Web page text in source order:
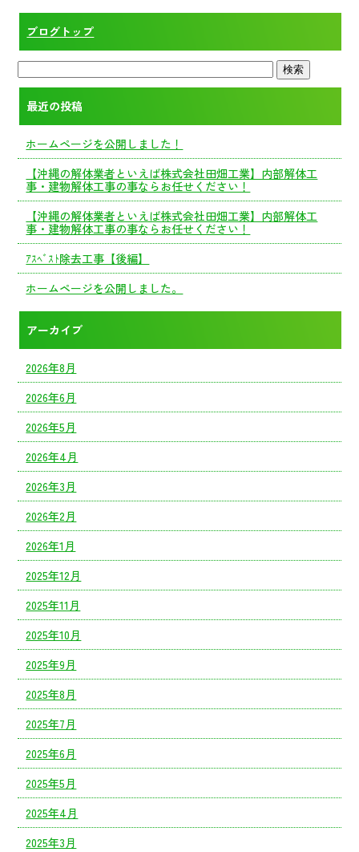
ブログトップ
最近の投稿
ホームページを公開しました！
【沖縄の解体業者といえば株式会社田畑工業】内部解体工
事・建物解体工事の事ならお任せください！
【沖縄の解体業者といえば株式会社田畑工業】内部解体工
事・建物解体工事の事ならお任せください！
ｱｽﾍﾞｽﾄ除去工事【後編】
ホームページを公開しました。
アーカイブ
2026年8月
2026年6月
2026年5月
2026年4月
2026年3月
2026年2月
2026年1月
2025年12月
2025年11月
2025年10月
2025年9月
2025年8月
2025年7月
2025年6月
2025年5月
2025年4月
2025年3月